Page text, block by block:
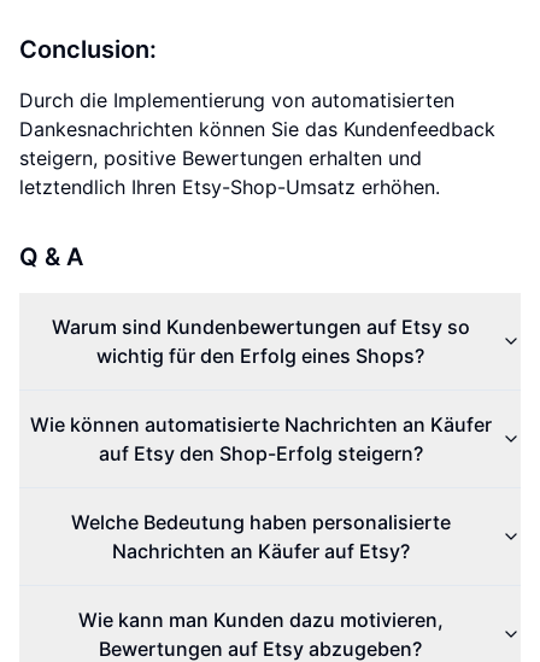
Conclusion:
Durch die Implementierung von automatisierten
Dankesnachrichten können Sie das Kundenfeedback
steigern, positive Bewertungen erhalten und
letztendlich Ihren Etsy-Shop-Umsatz erhöhen.
Q & A
Warum sind Kundenbewertungen auf Etsy so
wichtig für den Erfolg eines Shops?
Wie können automatisierte Nachrichten an Käufer
auf Etsy den Shop-Erfolg steigern?
Welche Bedeutung haben personalisierte
Nachrichten an Käufer auf Etsy?
Wie kann man Kunden dazu motivieren,
Bewertungen auf Etsy abzugeben?